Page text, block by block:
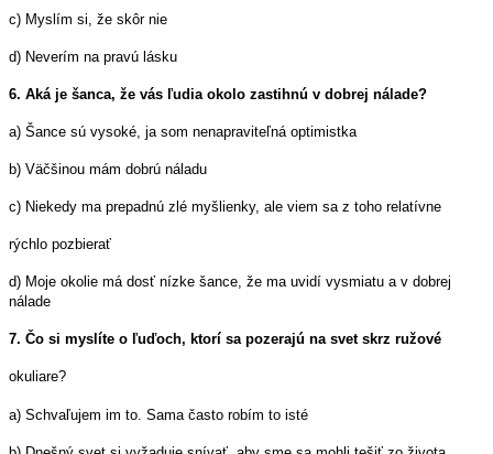
c) Myslím si, že skôr nie
d) Neverím na pravú lásku
6. Aká je šanca, že vás ľudia okolo zastihnú v dobrej nálade?
a) Šance sú vysoké, ja som nenapraviteľná optimistka
b) Väčšinou mám dobrú náladu
c) Niekedy ma prepadnú zlé myšlienky, ale viem sa z toho relatívne
rýchlo pozbierať
d) Moje okolie má dosť nízke šance, že ma uvidí vysmiatu a v dobrej
nálade
7. Čo si myslíte o ľuďoch, ktorí sa pozerajú na svet skrz ružové
okuliare?
a) Schvaľujem im to. Sama často robím to isté